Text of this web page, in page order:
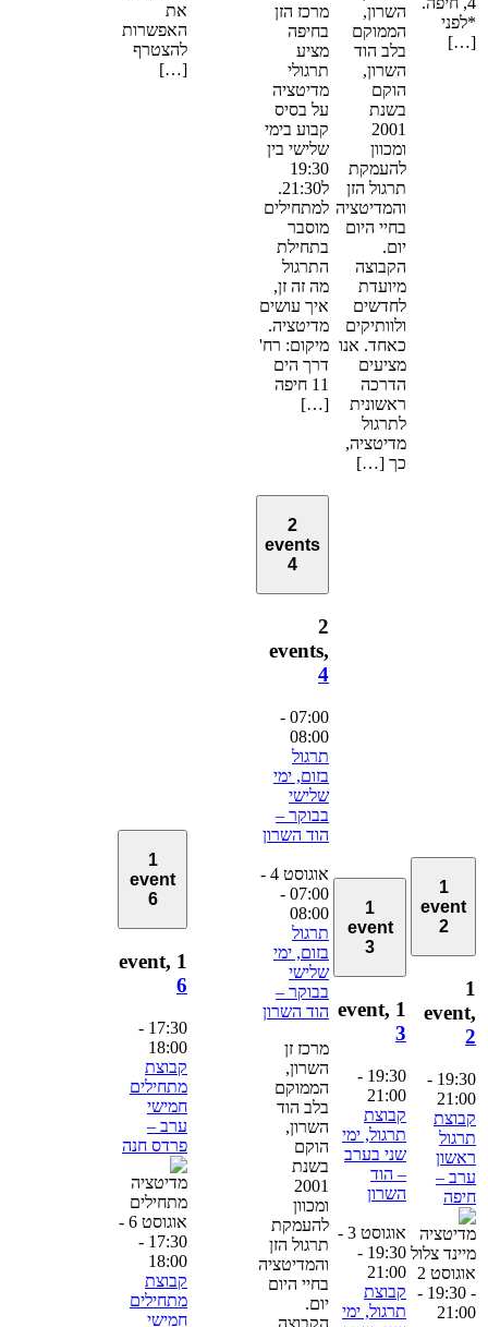
השרון,
הממוקם
בלב הוד
השרון,
הוקם
בשנת
2001
ומכוון
להעמקת
תרגול הזן
והמדיטציה
בחיי היום
יום.
הקבוצה
מיועדת
לחדשים
ולוותיקים
כאחד. אנו
מציעים
הדרכה
ראשונית
לתרגול
מדיטציה,
כך […]
מרכז הזן
בחיפה
מציע
תרגולי
מדיטציה
על בסיס
קבוע בימי
שלישי בין
19:30
ל21:30.
למתחילים
מוסבר
בתחילת
התרגול
מה זה זן,
איך עושים
מדיטציה.
מיקום: רח'
דרך הים
11 חיפה
[…]
את
האפשרות
להצטרף
[…]
event
-
–
אוגוסט 2
-
event
19:30
-
21:00
קבוצת
תרגול, ימי
שני בערב
– הוד
השרון
אוגוסט 3 -
19:30
-
21:00
קבוצת
תרגול, ימי
events
events,
07:00
-
08:00
תרגול
בזום, ימי
שלישי
בבוקר –
הוד השרון
אוגוסט 4 -
07:00
-
08:00
תרגול
בזום, ימי
שלישי
בבוקר –
הוד השרון
מרכז זן
השרון,
הממוקם
בלב הוד
השרון,
הוקם
בשנת
2001
ומכוון
להעמקת
תרגול הזן
והמדיטציה
בחיי היום
יום.
הקבוצה
event
17:30
-
18:00
קבוצת
מתחילים
חמישי
ערב –
פרדס חנה
אוגוסט 6 -
17:30
-
18:00
קבוצת
מתחילים
חמישי